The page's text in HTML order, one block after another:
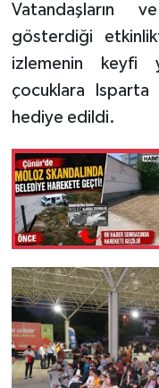
Vatandaşların
gösterdiği
izlemenin keyfi
çocuklara Isparta
hediye edildi.